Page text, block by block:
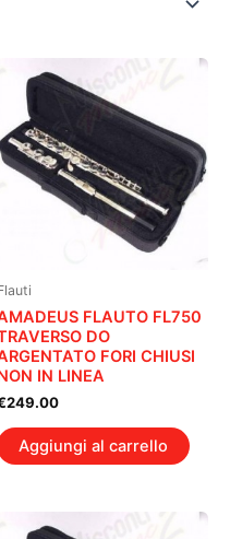
FLAUTO FL750
DO
FORI CHIUSI
IN LINEA
249.00
Aggiungi al carrello